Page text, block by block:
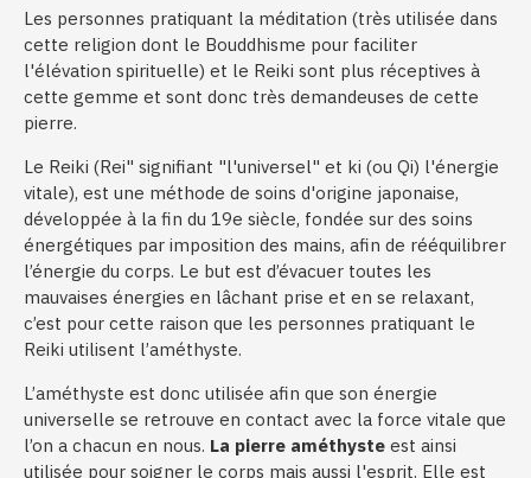
Les personnes pratiquant la méditation (très utilisée dans
cette religion dont le Bouddhisme pour faciliter
l'élévation spirituelle) et le Reiki sont plus réceptives à
cette gemme et sont donc très demandeuses de cette
pierre.
Le Reiki (Rei" signifiant "l'universel" et ki (ou Qi) l'énergie
vitale), est une méthode de soins d'origine japonaise,
développée à la fin du 19e siècle, fondée sur des soins
énergétiques par imposition des mains, afin de rééquilibrer
l’énergie du corps. Le but est d’évacuer toutes les
mauvaises énergies en lâchant prise et en se relaxant,
c’est pour cette raison que les personnes pratiquant le
Reiki utilisent l’améthyste.
L’améthyste est donc utilisée afin que son énergie
universelle se retrouve en contact avec la force vitale que
l’on a chacun en nous. La pierre améthyste est ainsi
utilisée pour soigner le corps mais aussi l'esprit. Elle est